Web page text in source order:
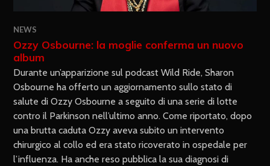
NEWS
Ozzy Osbourne: la moglie conferma un nuovo
album
Durante un’apparizione sul podcast Wild Ride, Sharon
Osbourne ha offerto un aggiornamento sullo stato di
salute di Ozzy Osbourne a seguito di una serie di lotte
contro il Parkinson nell’ultimo anno. Come riportato, dopo
una brutta caduta Ozzy aveva subito un intervento
chirurgico al collo ed era stato ricoverato in ospedale per
l’influenza. Ha anche reso pubblica la sua diagnosi di